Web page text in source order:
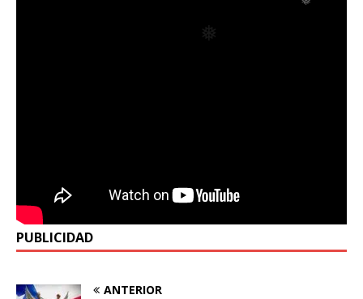
PUBLICIDAD
ANTERIOR